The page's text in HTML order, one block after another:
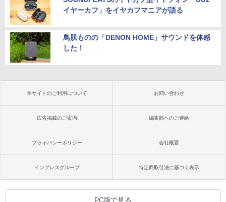
イヤーカフ」をイヤカフマニアが語る
鳥肌ものの「DENON HOME」サウンドを体感
した！
本サイトのご利用について お問い合わせ
広告掲載のご案内 編集部へのご連絡
プライバシーポリシー 会社概要
インプレスグループ 特定商取引法に基づく表示
PC版で見る